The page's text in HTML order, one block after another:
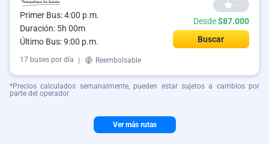
Primer Bus: 4:00 p.m.
Duración: 5h 00m
Último Bus: 9:00 p.m.
--
Desde$87.000
Buscar
17 buses por día | Reembolsable
*Precios calculados semanalmente, pueden estar sujetos a cambios por
parte del operador
Ver más rutas